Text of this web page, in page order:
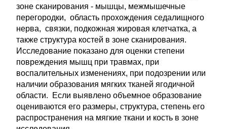
зоне сканирования - мышцы, межмышечные
перегородки, область прохождения седалищного
нерва, связки, подкожная жировая клетчатка, а
также структура костей в зоне сканирования.
Исследование показано для оценки степени
повреждения мышц при травмах, при
воспалительных изменениях, при подозрении или
наличии образования мягких тканей ягодичной
области. Если выявлено объемное образование
оцениваются его размеры, структура, степень его
распространения на мягкие ткани и кость в зоне